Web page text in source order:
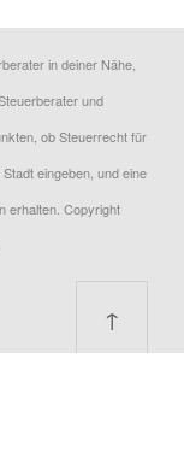
in deiner Nähe,
und
ob Steuerrecht für
eingeben, und eine
erhalten. Copyright
↑